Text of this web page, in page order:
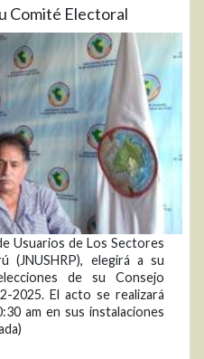
Comité Electoral
Usuarios de Los Sectores
(JNUSHRP), elegirá a su
de su Consejo
2025. El acto se realizará
am en sus instalaciones